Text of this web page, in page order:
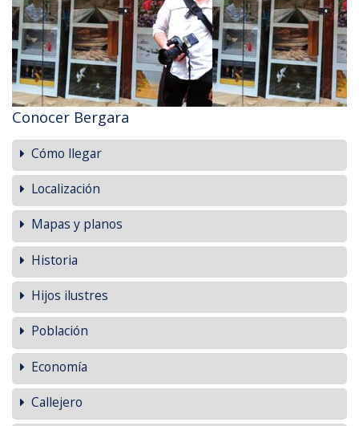
Conocer Bergara
Cómo llegar
Localización
Mapas y planos
Historia
Hijos ilustres
Población
Economía
Callejero